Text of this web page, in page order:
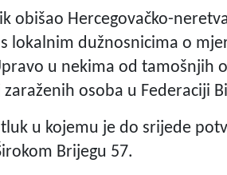
obišao Hercegovačko-
lokalnim dužnosnicima o
u nekima od tamošnjih
osoba u Federaciji
u kojemu je do srijede
Brijegu 57.